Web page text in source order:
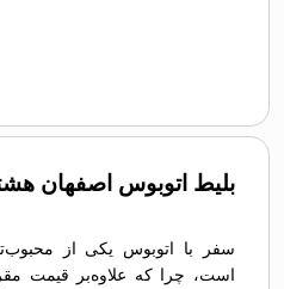
بلیط اتوبوس اصفهان
سفر با اتوبوس یکی از
است، چرا که علاوه‌بر قیمت